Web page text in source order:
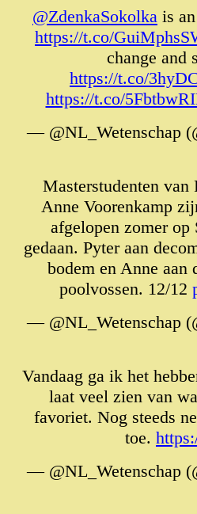
@ZdenkaSokolka is
https://t.co/
change and
https://t.co/
https://t.co/
— @NL_Wetenschap
Masterstudenten
Anne Voorenkamp
afgelopen zomer op
gedaan. Pyter aan
bodem en Anne aan
poolvossen. 12/12
— @NL_Wetenschap
Vandaag ga ik het
laat veel zien van
favoriet. Nog steeds
toe.
— @NL_Wetenschap